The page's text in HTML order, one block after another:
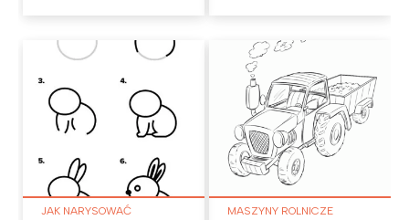
JAK NARYSOWAĆ
MASZYNY ROLNICZE